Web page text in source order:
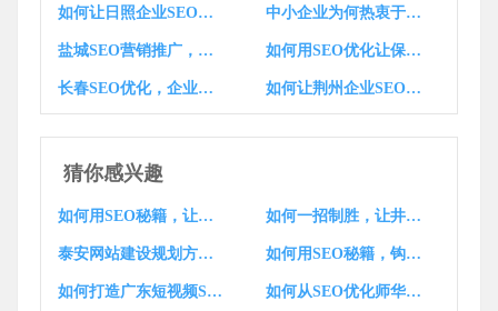
如何让日照企业SEO高飞，成为搜索引擎中的明星？ 中小企业为何热衷于将SEO外包？温州SEO人才稀缺之谜？
盐城SEO营销推广，如何成为企业品牌成长的武器？ 如何用SEO优化让保定企业在线更瞩目，提升品牌影响力？铁岭加盟热线是？
长春SEO优化，企业腾飞的武器？山东营销推广如何策划？ 如何让荆州企业SEO，让你的品牌在搜索引擎中一鸣惊人？
猜你感兴趣
如何用SEO秘籍，让汕头短视频一夜爆红全网？ 如何一招制胜，让井冈山网站SEO排名飙升？
泰安网站建设规划方案，有哪些优化亮点？ 如何用SEO秘籍，钩住品牌影响力，提升廊坊网站排名？
如何打造广东短视频SEO优化爆款，哪家网站建站公司更胜一筹？ 如何从SEO优化师华丽转身，成为自媒体营销高手？